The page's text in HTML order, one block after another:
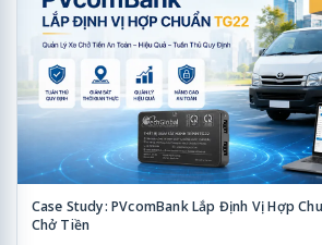
Case Study: PVcomBank Lắp Định Vị Hợp
Chở Tiền